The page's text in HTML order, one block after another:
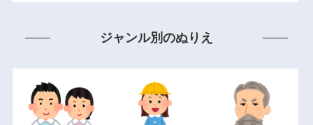
ジャンル別のぬりえ